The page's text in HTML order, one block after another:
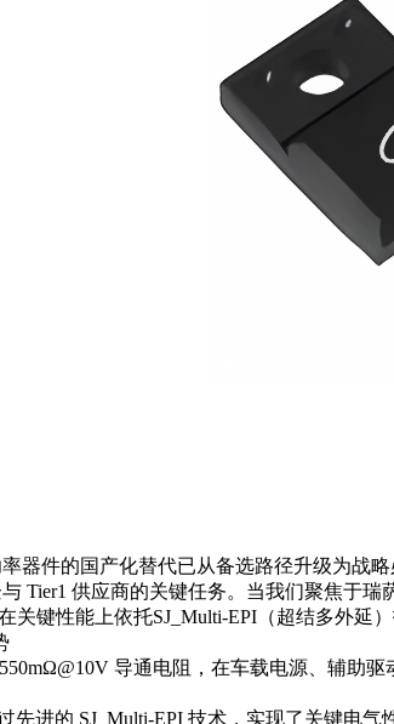
器件的国产化替代已从备选路径升级为战
Tier1 供应商的关键任务。当我们聚焦于
键性能上依托SJ_Multi-EPI（超结多外延
导通电阻，在车载电源、辅
进的 SJ_Multi-EPI 技术，实现了关键电气